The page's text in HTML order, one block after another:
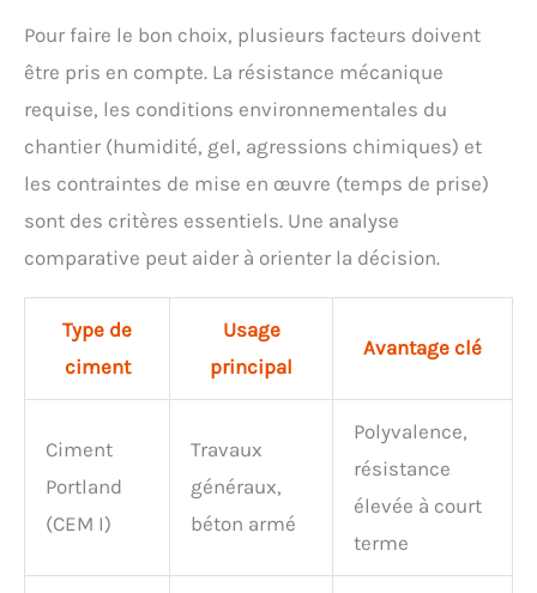
Pour faire le bon choix, plusieurs facteurs doivent
être pris en compte. La résistance mécanique
requise, les conditions environnementales du
chantier (humidité, gel, agressions chimiques) et
les contraintes de mise en œuvre (temps de prise)
sont des critères essentiels. Une analyse
comparative peut aider à orienter la décision.
Type de
ciment
Usage
principal
Avantage clé
Ciment
Portland
(CEM I)
Travaux
généraux,
béton armé
Polyvalence,
résistance
élevée à court
terme